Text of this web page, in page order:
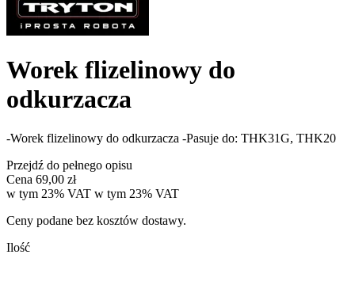
Worek flizelinowy do
odkurzacza
-Worek flizelinowy do odkurzacza -Pasuje do: THK31G, THK20
Przejdź do pełnego opisu
Cena 69,00 zł
w tym 23% VAT w tym 23% VAT
Ceny podane bez kosztów dostawy.
Ilość